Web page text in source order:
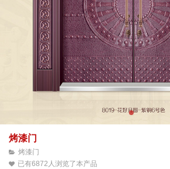
烤漆门
烤漆门
已有6872人浏览了本产品